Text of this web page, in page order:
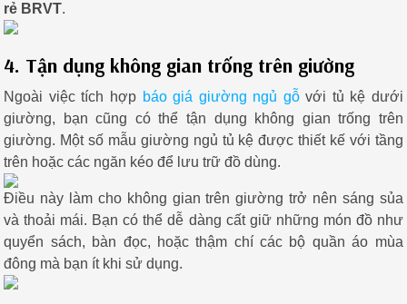
rẻ BRVT.
4. Tận dụng không gian trống trên giường
Ngoài việc tích hợp báo giá giường ngủ gỗvới tủ kệ dưới
giường, bạn cũng có thể tận dụng không gian trống trên
giường. Một số mẫu giường ngủ tủ kệ được thiết kế với tầng
trên hoặc các ngăn kéo để lưu trữ đồ dùng.
Điều này làm cho không gian trên giường trở nên sáng sủa
và thoải mái. Bạn có thể dễ dàng cất giữ những món đồ như
quyển sách, bàn đọc, hoặc thậm chí các bộ quần áo mùa
đông mà bạn ít khi sử dụng.